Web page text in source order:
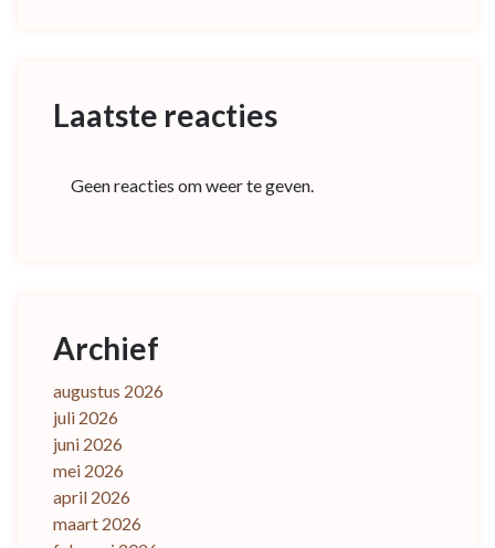
Laatste reacties
Geen reacties om weer te geven.
Archief
augustus 2026
juli 2026
juni 2026
mei 2026
april 2026
maart 2026